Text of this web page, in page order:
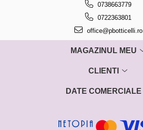
0738663779
0722363801
office@pbotticelli.ro
MAGAZINUL MEU
CLIENTI
DATE COMERCIALE